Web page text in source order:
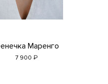
Фенечка Маренго
7 900 ₽